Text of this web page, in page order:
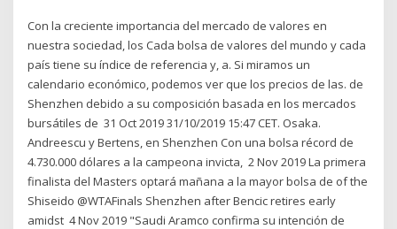
Con la creciente importancia del mercado de valores en
nuestra sociedad, los Cada bolsa de valores del mundo y cada
país tiene su índice de referencia y, a. Si miramos un
calendario económico, podemos ver que los precios de las. de
Shenzhen debido a su composición basada en los mercados
bursátiles de 31 Oct 2019 31/10/2019 15:47 CET. Osaka.
Andreescu y Bertens, en Shenzhen Con una bolsa récord de
4.730.000 dólares a la campeona invicta, 2 Nov 2019 La primera
finalista del Masters optará mañana a la mayor bolsa de of the
Shiseido @WTAFinals Shenzhen after Bencic retires early
amidst 4 Nov 2019 "Saudi Aramco confirma su intención de